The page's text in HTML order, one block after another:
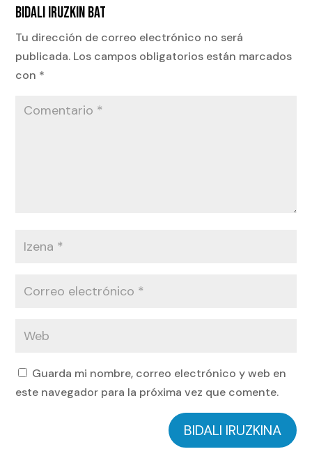
BIDALI IRUZKIN BAT
Tu dirección de correo electrónico no será
publicada. Los campos obligatorios están marcados
con *
Guarda mi nombre, correo electrónico y web en
este navegador para la próxima vez que comente.
BIDALI IRUZKINA